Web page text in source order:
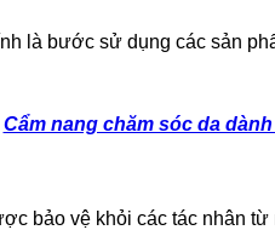
là bước sử dụng các sản
Cẩm nang chăm sóc da
bảo vệ khỏi các tác nhân